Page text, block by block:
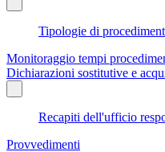
Tipologie di
Monitoraggio tempi
Dichiarazioni sostitutive e
Recapiti dell'ufficio
Provvedimenti